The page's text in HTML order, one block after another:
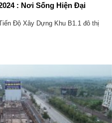
: Nơi Sống Hiện Đại
Độ Xây Dựng Khu B1.1 đô thị